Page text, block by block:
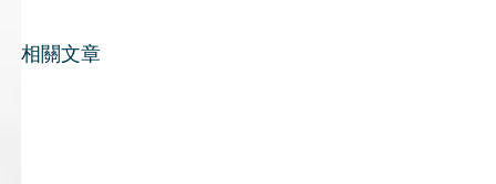
相關文章